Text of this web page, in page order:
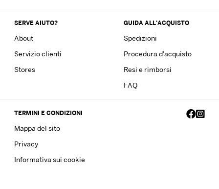
SERVE AIUTO?
About
Servizio clienti
Stores
GUIDA ALL'ACQUISTO
Spedizioni
Procedura d'acquisto
Resi e rimborsi
FAQ
TERMINI E CONDIZIONI
Mappa del sito
Privacy
Informativa sui cookie